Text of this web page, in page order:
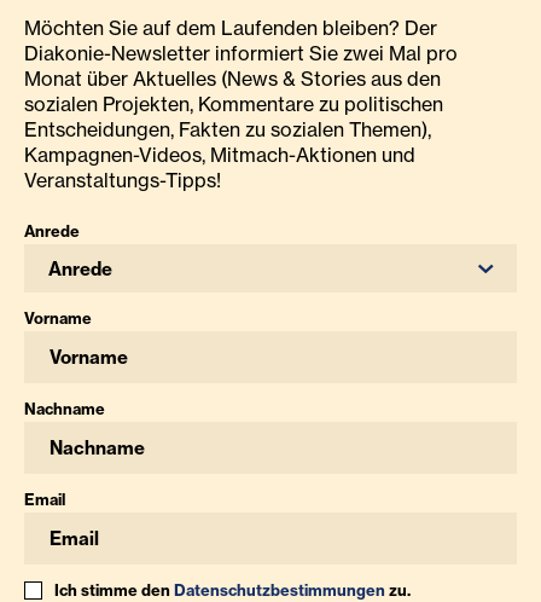
Möchten Sie auf dem Laufenden bleiben? Der
Diakonie-Newsletter informiert Sie zwei Mal pro
Monat über Aktuelles (News & Stories aus den
sozialen Projekten, Kommentare zu politischen
Entscheidungen, Fakten zu sozialen Themen),
Kampagnen-Videos, Mitmach-Aktionen und
Veranstaltungs-Tipps!
Anrede
Anrede
Vorname
Nachname
Email
Ich stimme denDatenschutzbestimmungenzu.